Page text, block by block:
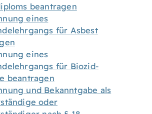
beantragen
eines
für Asbest
eines
für Biozid-
beantragen
und Bekanntgabe als
oder